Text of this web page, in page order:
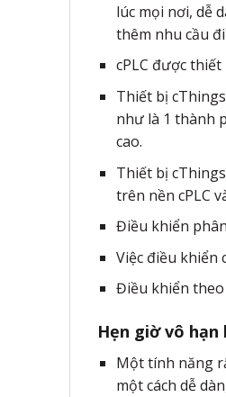
lúc mọi nơi, dễ
thêm nhu cầu
cPLC được
Thiết bị
như là 1 thành
cao.
Thiết bị
trên nền cPLC
Điều khiển
Việc điều khiển
Điều khiển theo
Hẹn giờ vô
Một tính năng
một cách dễ